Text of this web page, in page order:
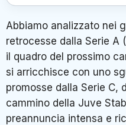
Abbiamo analizzato nei
retrocesse dalla Serie A
il quadro del prossimo
si arricchisce con uno
promosse dalla Serie C,
cammino della Juve
preannuncia intensa e